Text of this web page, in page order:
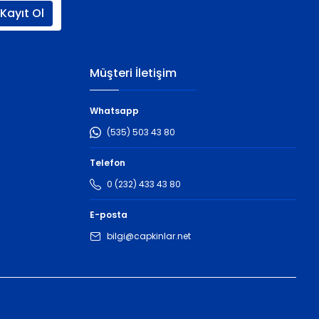
Kayıt Ol
Müşteri İletişim
Whatsapp
(535) 503 43 80
Telefon
0 (232) 433 43 80
E-posta
bilgi@capkinlar.net